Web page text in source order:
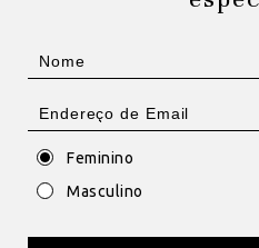
Feminino
Masculino